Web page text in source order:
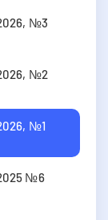
№3
№2
№1
№6